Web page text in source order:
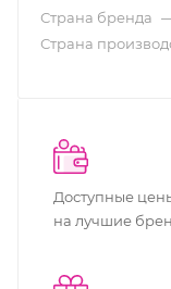
Страна бренда
Страна
Доступные
на лучшие